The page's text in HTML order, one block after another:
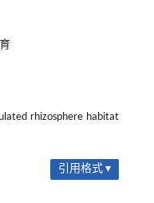
rhizosphere habitat
引用格式 ▾